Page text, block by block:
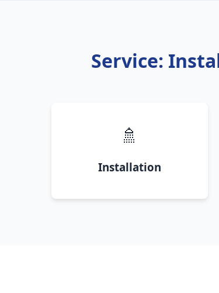
Service:
🚿
Installation